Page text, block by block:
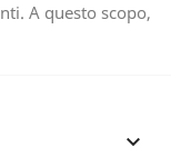
A questo scopo,
